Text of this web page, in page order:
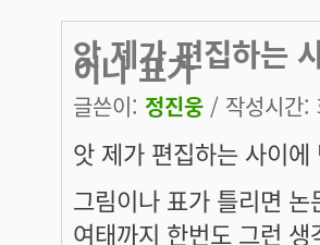
앗 제가 편집하는
이나 표가
글쓴이: 정진웅 / 작성시간
앗 제가 편집하는 사이
그림이나 표가 틀리면
여태까지 한번도 그런